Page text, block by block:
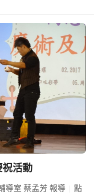
祝活動
導室 蔡孟芳 報導
點